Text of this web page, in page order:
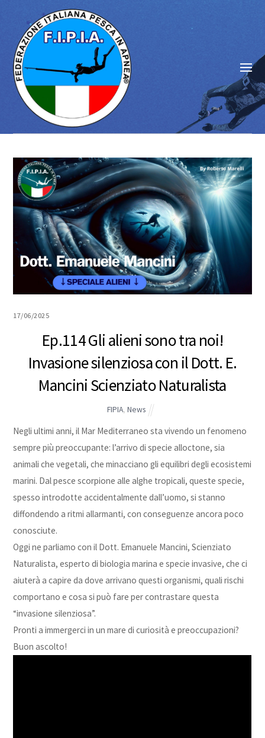
17/06/2025
Ep.114 Gli alieni sono tra noi!
Invasione silenziosa con il Dott. E.
Mancini Scienziato Naturalista
FIPIA,News
Negli ultimi anni, il Mar Mediterraneo sta vivendo un fenomeno
sempre più preoccupante: l’arrivo di specie alloctone, sia
animali che vegetali, che minacciano gli equilibri degli ecosistemi
marini. Dal pesce scorpione alle alghe tropicali, queste specie,
spesso introdotte accidentalmente dall’uomo, si stanno
diffondendo a ritmi allarmanti, con conseguenze ancora poco
conosciute.
Oggi ne parliamo con il Dott. Emanuele Mancini, Scienziato
Naturalista, esperto di biologia marina e specie invasive, che ci
aiuterà a capire da dove arrivano questi organismi, quali rischi
comportano e cosa si può fare per contrastare questa
“invasione silenziosa”.
Pronti a immergerci in un mare di curiosità e preoccupazioni?
Buon ascolto!